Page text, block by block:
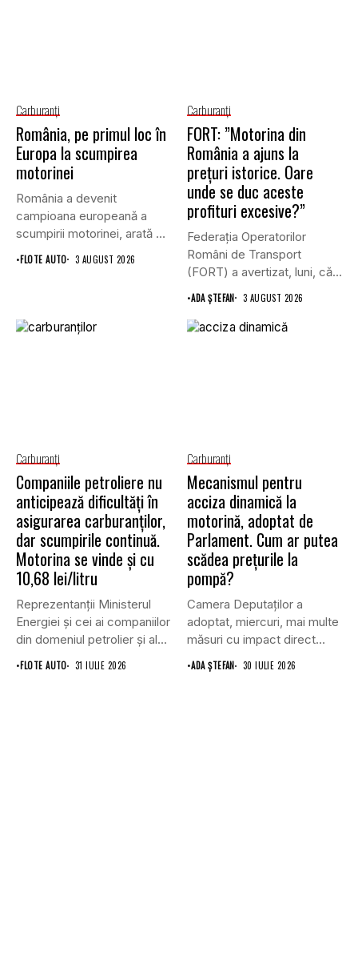
Carburanţi
România, pe primul loc în
Europa la scumpirea
motorinei
România a devenit
campioana europeană a
scumpirii motorinei, arată o
analiză realizată...
•FLOTE AUTO 3 AUGUST 2026
Carburanţi
FORT: ”Motorina din
România a ajuns la
prețuri istorice. Oare
unde se duc aceste
profituri excesive?”
Federația Operatorilor
Români de Transport
(FORT) a avertizat, luni, că,
în timp...
•ADA ȘTEFAN 3 AUGUST 2026
Carburanţi
Companiile petroliere nu
anticipează dificultăți în
asigurarea carburanților,
dar scumpirile continuă.
Motorina se vinde și cu
10,68 lei/litru
Reprezentanții Ministerul
Energiei și cei ai companiilor
din domeniul petrolier și al...
•FLOTE AUTO 31 IULIE 2026
Carburanţi
Mecanismul pentru
acciza dinamică la
motorină, adoptat de
Parlament. Cum ar putea
scădea prețurile la
pompă?
Camera Deputaților a
adoptat, miercuri, mai multe
măsuri cu impact direct
asupra...
•ADA ȘTEFAN 30 IULIE 2026